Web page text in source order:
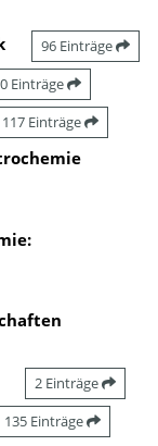
96 Einträge
Einträge
117 Einträge
2 Einträge
135 Einträge